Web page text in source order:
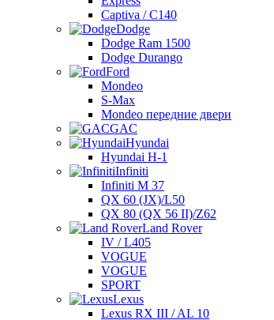
Captiva / C140
Dodge
Dodge Ram 1500
Dodge Durango
Ford
Mondeo
S-Max
Mondeo передние двери
GAC
Hyundai
Hyundai H-1
Infiniti
Infiniti M 37
QX 60 (JX)/L50
QX 80 (QX 56 II)/Z62
Land Rover
IV / L405
VOGUE
VOGUE
SPORT
Lexus
Lexus RX III / AL 10